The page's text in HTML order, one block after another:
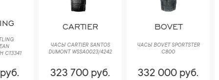
CARTIER
ЧАСЫ CARTIER SANTOS
DUMONT WSSA0023/4242
323 700 руб.
ЧАСЫ BOVET SPORTSTER
332 000 руб.
CUP FC
307